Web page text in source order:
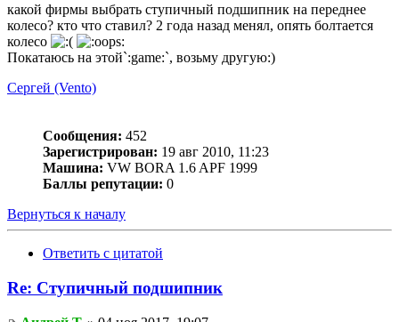
какой фирмы выбрать ступичный подшипник на переднее
колесо? кто что ставил? 2 года назад менял, опять болтается
колесо
Покатаюсь на этой`:game:`, возьму другую:)
Сергей (Vento)
Сообщения: 452
Зарегистрирован: 19 авг 2010, 11:23
Машина: VW BORA 1.6 APF 1999
Баллы репутации: 0
Вернуться к началу
Ответить с цитатой
Re: Ступичный подшипник